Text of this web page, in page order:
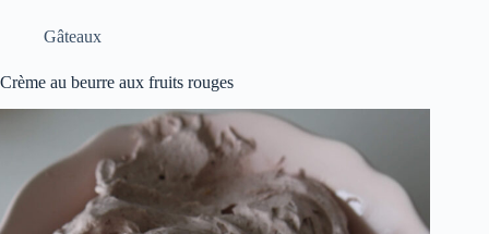
Gâteaux
Crème au beurre aux fruits rouges